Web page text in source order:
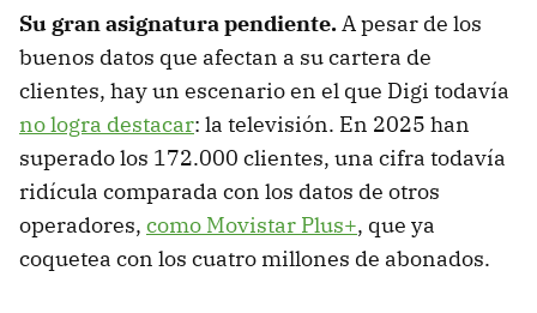
Su gran asignatura pendiente.A pesar de los
buenos datos que afectan a su cartera de
clientes, hay un escenario en el que Digi todavía
no logra destacar: la televisión. En 2025 han
superado los 172.000 clientes, una cifra todavía
ridícula comparada con los datos de otros
operadores, como Movistar Plus+, que ya
coquetea con los cuatro millones de abonados.